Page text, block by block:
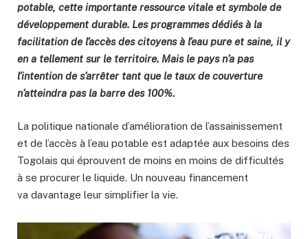
potable, cette importante ressource vitale et symbole de
développement durable. Les programmes dédiés à la
facilitation de l’accès des citoyens à l’eau pure et saine, il y
en a tellement sur le territoire. Mais le pays n’a pas
l’intention de s’arrêter tant que le taux de couverture
n’atteindra pas la barre des 100%.
La politique nationale d’amélioration de l’assainissement
et de l’accès à l’eau potable est adaptée aux besoins des
Togolais qui éprouvent de moins en moins de difficultés
à se procurer le liquide. Un nouveau financement
va davantage leur simplifier la vie.